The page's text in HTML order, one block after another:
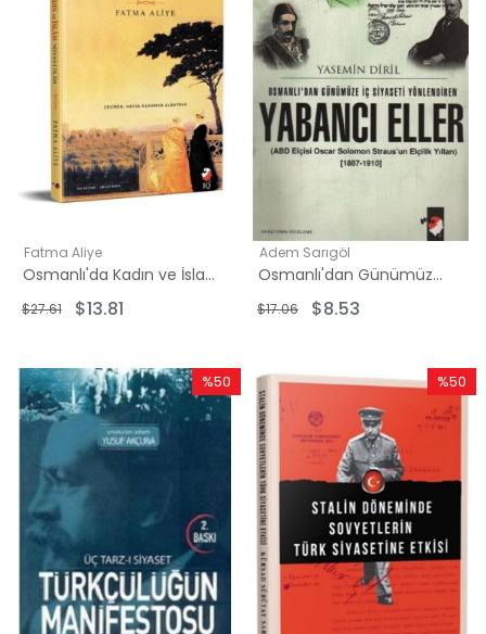
Fatma Aliye
Osmanlı'da Kadın ve İslam
$13.81
$27.61
Adem Sarıgöl
Osmanlı'dan Günümüze İç Siyaseti Yönlendiren Yabancı Eller
$8.53
$17.06
%50
İndirim
%50İndirim
%50
İndirim